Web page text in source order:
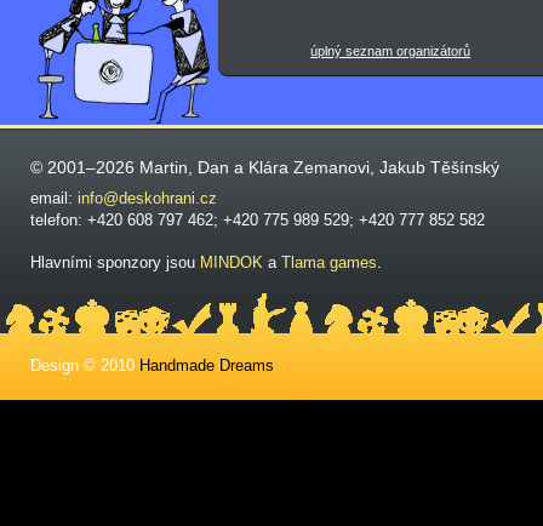
úplný seznam organizátorů
© 2001–2026 Martin, Dan a Klára Zemanovi, Jakub Těšínský
email: info@deskohrani.cz
telefon: +420 608 797 462; +420 775 989 529; +420 777 852 582
Hlavními sponzory jsou MINDOK a Tlama games.
Design © 2010 Handmade Dreams